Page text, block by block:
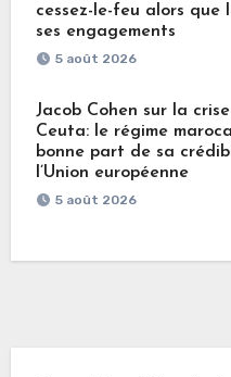
cessez-le-feu alors que
ses engagements
5 août 2026
Jacob Cohen sur la
Ceuta: le régime
bonne part de sa
l’Union européenne
5 août 2026